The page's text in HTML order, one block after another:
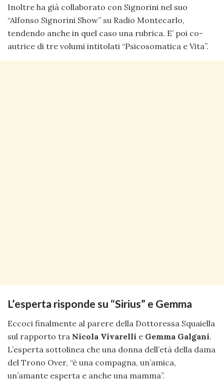
Inoltre ha già collaborato con Signorini nel suo
“Alfonso Signorini Show” su Radio Montecarlo,
tendendo anche in quel caso una rubrica. E’ poi co-
autrice di tre volumi intitolati “Psicosomatica e Vita”.
L’esperta risponde su “Sirius” e Gemma
Eccoci finalmente al parere della Dottoressa Squaiella
sul rapporto tra Nicola Vivarelli e Gemma Galgani.
L’esperta sottolinea che una donna dell’età della dama
del Trono Over, “è una compagna, un’amica,
un’amante esperta e anche una mamma”.